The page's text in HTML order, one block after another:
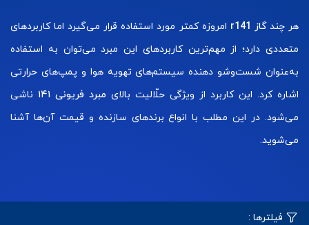
هر چند گاز r141
امروزه کمتر مورد استفاده قرار می‌گیرد اما کاربردهای
متعددی دارد؛ از مهم‌ترین کاربردهای این مبرد می‌توان به استفاده
به‌عنوان شست‌وشو دهنده سیستم‌های تهویه هوا و پمپ‌های حرارتی
اشاره کرد. این کاربرد از ویژگی حلّالیت بالای مبرد فریونی ۱۴۱
ناشی
می‌شود. در این مطلب با انواع برندهای سازنده و قیمت آن‌ها آشنا
می‌شوید.
فیلترها :